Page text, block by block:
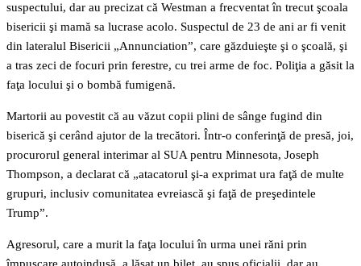
suspectului, dar au precizat că Westman a frecventat în trecut şcoala
bisericii şi mamă sa lucrase acolo. Suspectul de 23 de ani ar fi venit
din lateralul Bisericii „Annunciation”, care găzduieşte şi o şcoală, şi
a tras zeci de focuri prin ferestre, cu trei arme de foc. Poliţia a găsit la
faţa locului şi o bombă fumigenă.
Martorii au povestit că au văzut copii plini de sânge fugind din
biserică şi cerând ajutor de la trecători. Într-o conferinţă de presă, joi,
procurorul general interimar al SUA pentru Minnesota, Joseph
Thompson, a declarat că „atacatorul şi-a exprimat ura faţă de multe
grupuri, inclusiv comunitatea evreiască şi faţă de preşedintele
Trump”.
Agresorul, care a murit la faţa locului în urma unei răni prin